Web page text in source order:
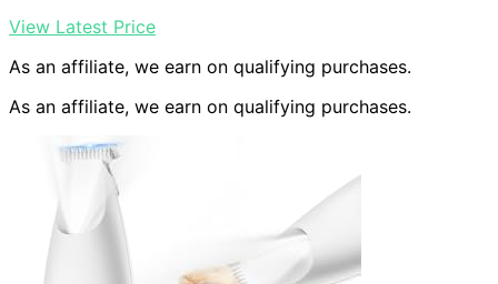
View Latest Price
As an affiliate, we earn on qualifying purchases.
As an affiliate, we earn on qualifying purchases.